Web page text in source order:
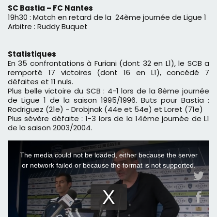
SC Bastia – FC Nantes
19h30 : Match en retard de la 24ème journée de Ligue 1
Arbitre : Ruddy Buquet
Statistiques
En 35 confrontations à Furiani (dont 32 en L1), le SCB a
remporté 17 victoires (dont 16 en L1), concédé 7
défaites et 11 nuls.
Plus belle victoire du SCB : 4-1 lors de la 8ème journée
de Ligue 1 de la saison 1995/1996. Buts pour Bastia :
Rodriguez (21e) - Drobjnak (44e et 54e) et Loret (71e)
Plus sévère défaite : 1-3 lors de la 14ème journée de L1
de la saison 2003/2004.